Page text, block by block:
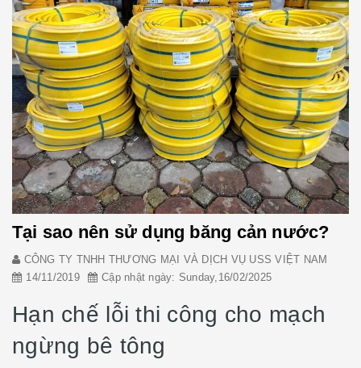
Tại sao nên sử dụng băng cản nước?
CÔNG TY TNHH THƯƠNG MẠI VÀ DỊCH VỤ USS VIỆT NAM
14/11/2019
Cập nhật ngày: Sunday,16/02/2025
Hạn chế lỗi thi công cho mạch
ngừng bê tông